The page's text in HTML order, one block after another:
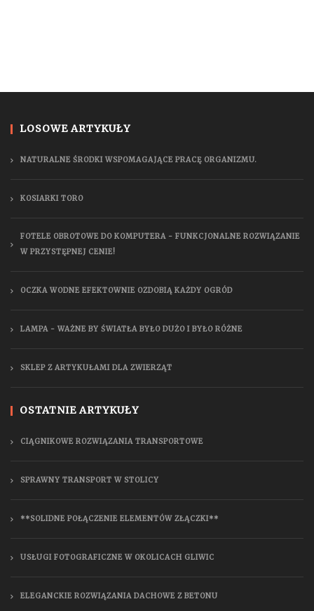
LOSOWE ARTYKUŁY
NATURALNE ŚRODKI WSPOMAGAJĄCE PRACĘ ORGANIZMU.
KOSIARKI TORO
FOTELE OBROTOWE DO KOMPUTERA - FUNKCJONALNE ROZWIĄZANIE
W PRZYSTĘPNEJ CENIE!
OCZKA WODNE EFEKTOWNIE OZDOBIĄ KAŻDY OGRÓD
LAMPA - WAŻNE BY ŚWIATŁA BYŁO DUŻO I BYŁO RÓŻNE
SKLEP Z ARTYKUŁAMI DLA ZWIERZĄT
OSTATNIE ARTYKUŁY
CIĄGNIKOWE ROZWIĄZANIA TRANSPORTOWE
SPRAWNY TRANSPORT W STOLICY
**SOLIDNE POŁĄCZENIE ELEMENTÓW ZŁĄCZKI**
USŁUGI FOTOGRAFICZNE W OKOLICACH GLIWIC
ELEGANCKIE ROZWIĄZANIA DACHOWE Z BETONU